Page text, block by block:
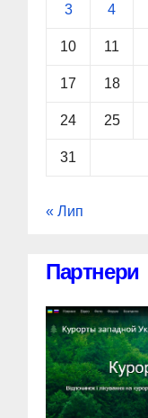
3 4
10 11
17 18
24 25
31
« Лип
Партнери